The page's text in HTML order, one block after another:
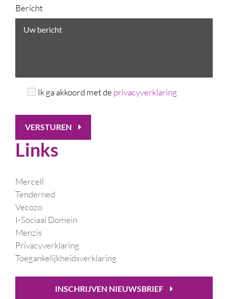
Bericht
Ik ga akkoord met de privacyverklaring
VERSTUREN
Links
Mercell
Tenderned
Vecozo
I-Sociaal Domein
Menzis
Privacyverklaring
Toegankelijkheidsverklaring
INSCHRIJVEN NIEUWSBRIEF